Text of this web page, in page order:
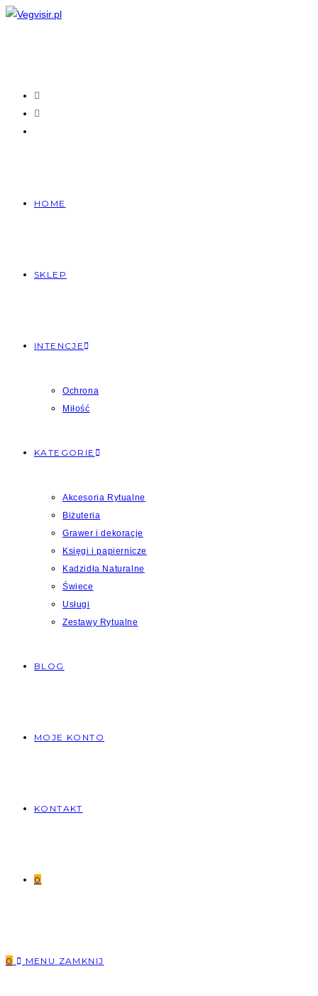
Skip
HOME
SKLEP
INTENCJE
Ochrona
Miłość
KATEGORIE
Akcesoria Rytualne
Biżuteria
Grawer i dekoracje
Księgi i papiernicze
Kadzidła Naturalne
Świece
Usługi
Zestawy Rytualne
BLOG
MOJE KONTO
KONTAKT
0
0 MENU ZAMKNIJ